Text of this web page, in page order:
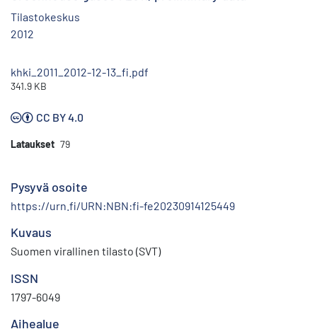
Tilastokeskus
2012
khki_2011_2012-12-13_fi.pdf
341.9 KB
CC BY 4.0
Lataukset 79
Pysyvä osoite
https://urn.fi/URN:NBN:fi-fe20230914125449
Kuvaus
Suomen virallinen tilasto (SVT)
ISSN
1797-6049
Aihealue